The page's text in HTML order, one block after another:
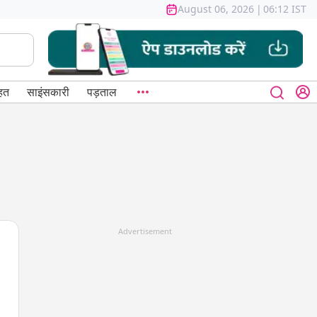
August 06, 2026 | 06:12 IST
साइंसकारी पड़ताल
Advertisement